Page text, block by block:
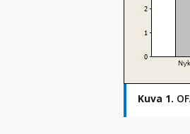
Kuva 1.